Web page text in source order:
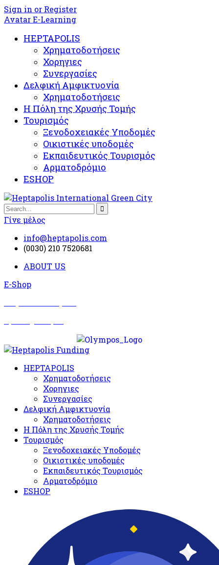
Sign in or Register
Avatar E-Learning
HEPTAPOLIS
Χρηματοδοτήσεις
Χορηγιες
Συνεργασίες
Δελφική Αμφικτυονία
Χρηματοδοτήσεις
Η Πόλη της Χρυσής Τομής
Τουρισμός
Ξενοδοχειακές Υποδομές​
Oικιστικές υποδομές
Εκπαιδευτικός Τουρισμός
Αρματοδρόμιο
ESHOP
Γίνε μέλος
info@heptapolis.com
(0030) 210 7520681
ABOUT US
E-Shop
HEPTAPOLIS
Χρηματοδοτήσεις
Χορηγιες
Συνεργασίες
Δελφική Αμφικτυονία
Χρηματοδοτήσεις
Η Πόλη της Χρυσής Τομής
Τουρισμός
Ξενοδοχειακές Υποδομές​
Oικιστικές υποδομές
Εκπαιδευτικός Τουρισμός
Αρματοδρόμιο
ESHOP